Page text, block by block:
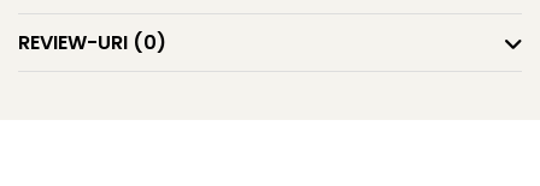
AntiMalware (AVG Resident Shield)
REVIEW-URI (0)